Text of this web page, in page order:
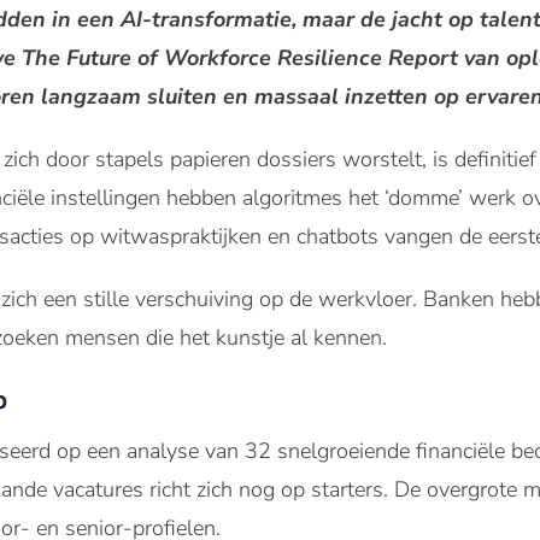
in een AI-transformatie, maar de jacht op
The Future of Workforce Resilience Report van
langzaam sluiten en massaal inzetten op
door stapels papieren dossiers worstelt, is
instellingen hebben algoritmes het ‘domme’ werk
op witwaspraktijken en chatbots vangen de
een stille verschuiving op de werkvloer. Banken
mensen die het kunstje al kennen.
op een analyse van 32 snelgroeiende financiële
vacatures richt zich nog op starters. De overgrote
en senior-profielen.